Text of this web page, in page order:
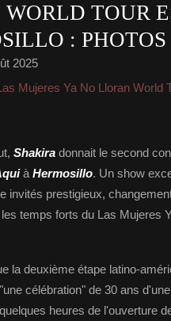
TOUR
: PHOTOS
2025
Mujeres Ya No Lloran World
Shakira donnait le second
à Hermosillo. Un show
invités prestigieux,
temps forts du Las Mujeres
la deuxième étape latino-
célébration" de 30 ans
heures de l'ouverture